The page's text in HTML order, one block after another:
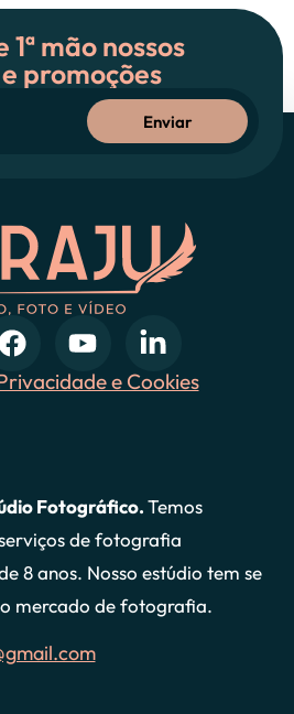
1ª mão nossos
promoções
Enviar
e Cookies
Fotográfico.Temos
de fotografia
8 anos. Nosso estúdio tem se
mercado de fotografia.